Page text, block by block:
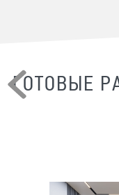
ГОТОВЫЕ